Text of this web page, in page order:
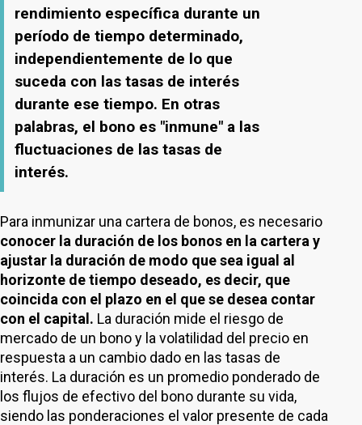
rendimiento específica durante un
período de tiempo determinado,
independientemente de lo que
suceda con las tasas de interés
durante ese tiempo. En otras
palabras, el bono es "inmune" a las
fluctuaciones de las tasas de
interés.
Para inmunizar una cartera de bonos, es necesario
conocer la duración de los bonos en la cartera y
ajustar la duración de modo que sea igual al
horizonte de tiempo deseado, es decir, que
coincida con el plazo en el que se desea contar
con el capital. La duración mide el riesgo de
mercado de un bono y la volatilidad del precio en
respuesta a un cambio dado en las tasas de
interés. La duración es un promedio ponderado de
los flujos de efectivo del bono durante su vida,
siendo las ponderaciones el valor presente de cada